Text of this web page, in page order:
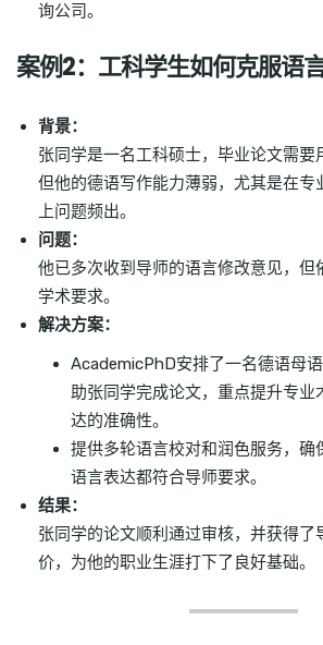
询公司。
案例2：工科学生如何克服语
背景：
张同学是一名工科硕士，毕业论文需要
但他的德语写作能力薄弱，尤其是在专
上问题频出。
问题：
他已多次收到导师的语言修改意见，但
学术要求。
解决方案：
AcademicPhD安排了一名德语母
助张同学完成论文，重点提升专业
达的准确性。
提供多轮语言校对和润色服务，确
语言表达都符合导师要求。
结果：
张同学的论文顺利通过审核，并获得了
价，为他的职业生涯打下了良好基础。